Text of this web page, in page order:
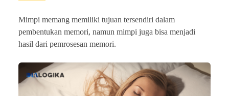
Mimpi memang memiliki tujuan tersendiri dalam
pembentukan memori, namun mimpi juga bisa menjadi
hasil dari pemrosesan memori.